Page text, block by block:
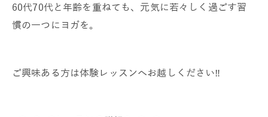
60代70代と年齢を重ねても、元気に若々しく過ごす習
慣の一つにヨガを。
ご興味ある方は体験レッスンへお越しください‼︎